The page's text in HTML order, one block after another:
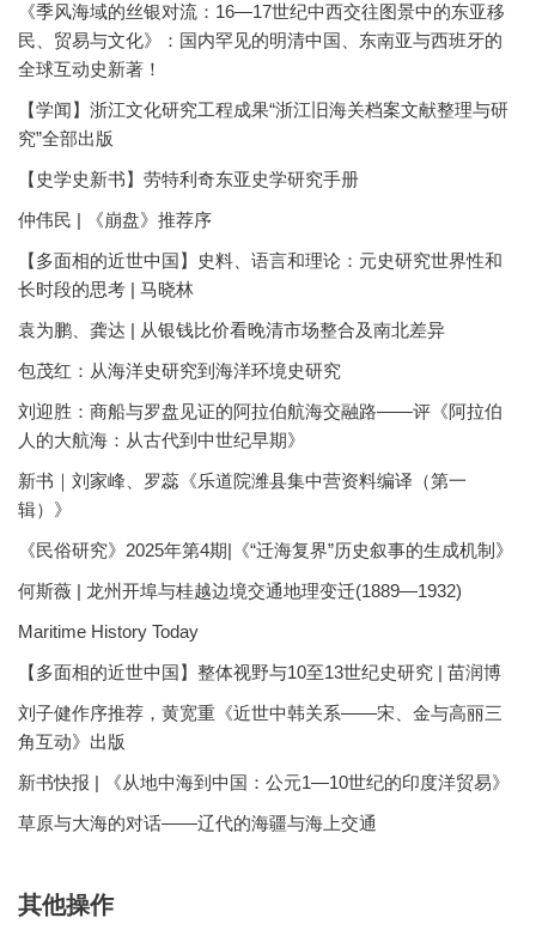
《季风海域的丝银对流：16—17世纪中西交往图景中的东亚移
民、贸易与文化》：国内罕见的明清中国、东南亚与西班牙的
全球互动史新著！
【学闻】浙江文化研究工程成果“浙江旧海关档案文献整理与研
究”全部出版
【史学史新书】劳特利奇东亚史学研究手册
仲伟民 | 《崩盘》推荐序
【多面相的近世中国】史料、语言和理论：元史研究世界性和
长时段的思考 | 马晓林
袁为鹏、龚达 | 从银钱比价看晚清市场整合及南北差异
包茂红：从海洋史研究到海洋环境史研究
刘迎胜：商船与罗盘见证的阿拉伯航海交融路——评《阿拉伯
人的大航海：从古代到中世纪早期》
新书｜刘家峰、罗蕊《乐道院潍县集中营资料编译（第一
辑）》
《民俗研究》2025年第4期|《“迁海复界”历史叙事的生成机制》
何斯薇 | 龙州开埠与桂越边境交通地理变迁(1889—1932)
Maritime History Today
【多面相的近世中国】整体视野与10至13世纪史研究 | 苗润博
刘子健作序推荐，黄宽重《近世中韩关系——宋、金与高丽三
角互动》出版
新书快报 | 《从地中海到中国：公元1—10世纪的印度洋贸易》
草原与大海的对话——辽代的海疆与海上交通
其他操作